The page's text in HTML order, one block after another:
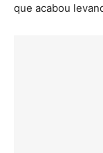
que acabou